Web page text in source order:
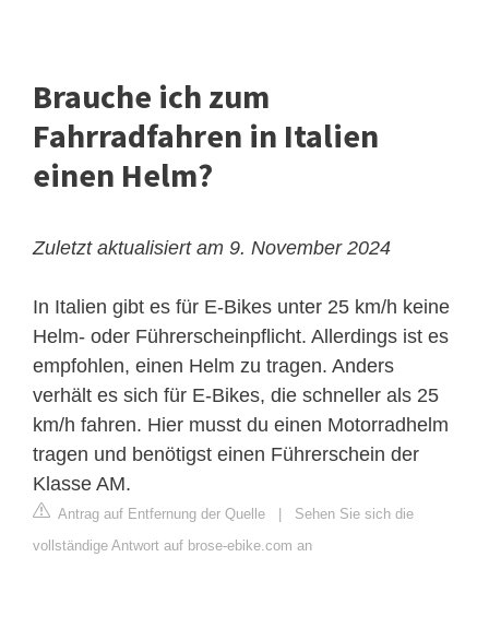
Brauche ich zum
Fahrradfahren in Italien
einen Helm?
Zuletzt aktualisiert am 9. November 2024
In Italien gibt es für E-Bikes unter 25 km/h keine
Helm- oder Führerscheinpflicht. Allerdings ist es
empfohlen, einen Helm zu tragen. Anders
verhält es sich für E-Bikes, die schneller als 25
km/h fahren. Hier musst du einen Motorradhelm
tragen und benötigst einen Führerschein der
Klasse AM.
Antrag auf Entfernung der Quelle
Sehen Sie sich die
vollständige Antwort auf brose-ebike.com an